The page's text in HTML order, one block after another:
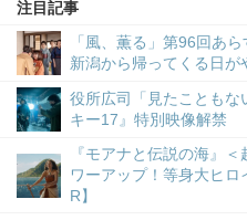
注目記事
「風、薫る」第96回あ
新潟から帰ってくる日
役所広司「見たこともな
キー17』特別映像解禁
『モアナと伝説の海』
ワーアップ！等身大ヒ
R】